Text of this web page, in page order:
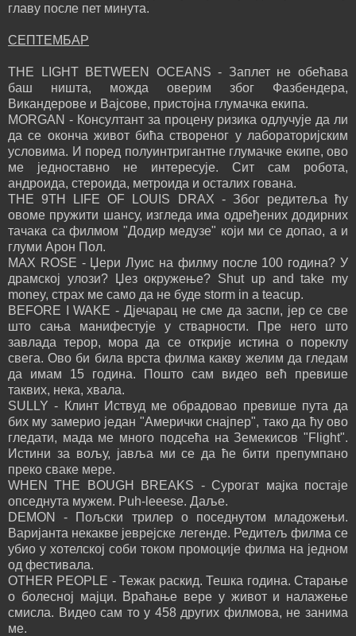
главу после пет минута.
СЕПТЕМБАР
THE LIGHT BETWEEN OCEANS - Заплет не обећава
баш ништа, можда оверим због Фазбендера,
Викандерове и Вајсове, пристојна глумачка екипа.
MORGAN - Консултант за процену ризика одлучује да ли
да се оконча живот бића створеног у лабораторијским
условима. И поред полуинтригантне глумачке екипе, ово
ме једноставно не интересује. Сит сам робота,
андроида, стероида, метроида и осталих гована.
THE 9TH LIFE OF LOUIS DRAX - Због редитеља ћу
овоме пружити шансу, изгледа има одређених додирних
тачака са филмом "Додир медузе" који ми се допао, а и
глуми Арон Пол.
MAX ROSE - Џери Луис на филму после 100 година? У
драмској улози? Џез окружење? Shut up and take my
money, страх ме само да не буде storm in a teacup.
BEFORE I WAKE - Дјечарац не сме да заспи, јер се све
што сања манифестује у стварности. Пре него што
завлада терор, мора да се открије истина о пореклу
свега. Ово би била врста филма какву желим да гледам
да имам 15 година. Пошто сам видео већ превише
таквих, нека, хвала.
SULLY - Клинт Иствуд ме обрадовао превише пута да
бих му замерио један "Амерички снајпер", тако да ћу ово
гледати, мада ме много подсећа на Земекисов "Flight".
Истини за вољу, јавља ми се да ће бити препумпано
преко сваке мере.
WHEN THE BOUGH BREAKS - Сурогат мајка постаје
опседнута мужем. Puh-leeese. Даље.
DEMON - Пољски трилер о поседнутом младожењи.
Варијанта некакве јеврејске легенде. Редитељ филма се
убио у хотелској соби током промоције филма на једном
од фестивала.
OTHER PEOPLE - Тежак раскид. Тешка година. Старање
о болесној мајци. Враћање вере у живот и налажење
смисла. Видео сам то у 458 других филмова, не занима
ме.